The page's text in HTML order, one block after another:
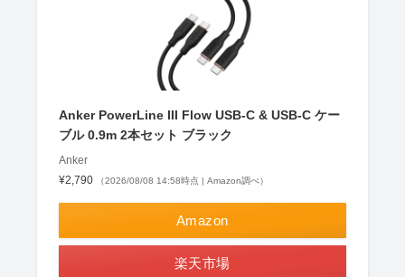
Anker PowerLine III Flow USB-C & USB-C ケー
ブル 0.9m 2本セット ブラック
Anker
¥2,790
（2026/08/08 14:58時点 | Amazon調べ）
Amazon
楽天市場